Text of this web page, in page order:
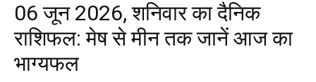
06 जून 2026, शनिवार का दैनिक
राशिफल: मेष से मीन तक जानें आज का
भाग्यफल